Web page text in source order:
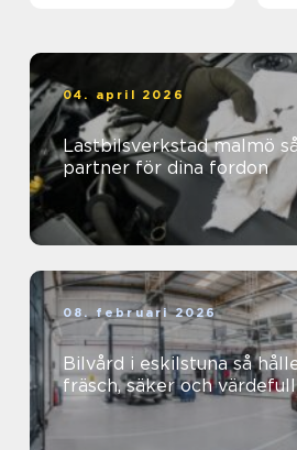
04. april 2026
Lastbilsverkstad malmö så väljer du rätt
partner för dina fordon
08. februari 2026
Bilvård i eskilstuna så håller du bilen
fräsch, säker och värdefull